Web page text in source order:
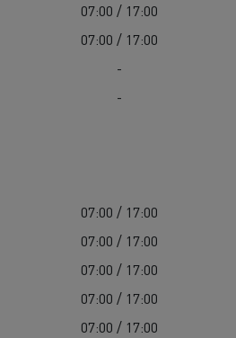
07:00 / 17:00
07:00 / 17:00
-
-
07:00 / 17:00
07:00 / 17:00
07:00 / 17:00
07:00 / 17:00
07:00 / 17:00